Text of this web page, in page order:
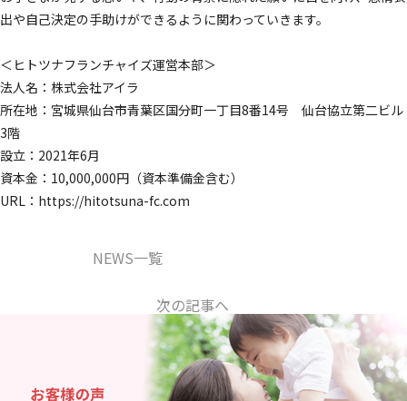
出や自己決定の手助けができるように関わっていきます。
＜ヒトツナフランチャイズ運営本部＞
法人名：株式会社アイラ
所在地：宮城県仙台市青葉区国分町一丁目8番14号 仙台協立第二ビル
3階
設立：2021年6月
資本金：10,000,000円（資本準備金含む）
URL：https://hitotsuna-fc.com
NEWS一覧
次の記事へ